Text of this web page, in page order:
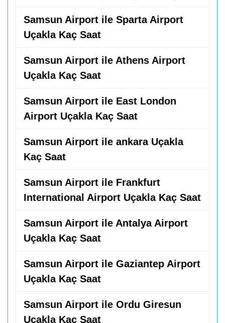
Samsun Airport ile Sparta Airport
Uçakla Kaç Saat
Samsun Airport ile Athens Airport
Uçakla Kaç Saat
Samsun Airport ile East London
Airport Uçakla Kaç Saat
Samsun Airport ile ankara Uçakla
Kaç Saat
Samsun Airport ile Frankfurt
International Airport Uçakla Kaç Saat
Samsun Airport ile Antalya Airport
Uçakla Kaç Saat
Samsun Airport ile Gaziantep Airport
Uçakla Kaç Saat
Samsun Airport ile Ordu Giresun
Uçakla Kaç Saat